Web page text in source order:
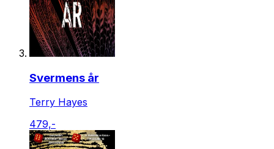
Svermens år
Terry Hayes
479,-